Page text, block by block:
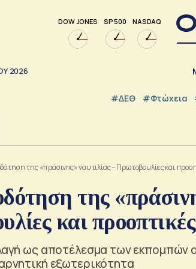
DOW JONES SP 500 NASDAQ
2026
#ΔΕΘ #Φτώχεια
της «πράσινης» ναυτιλίας – Πρωτοβουλίες και
της
και
ως αποτέλεσμα των εκπομπών
εξωτερικότητα